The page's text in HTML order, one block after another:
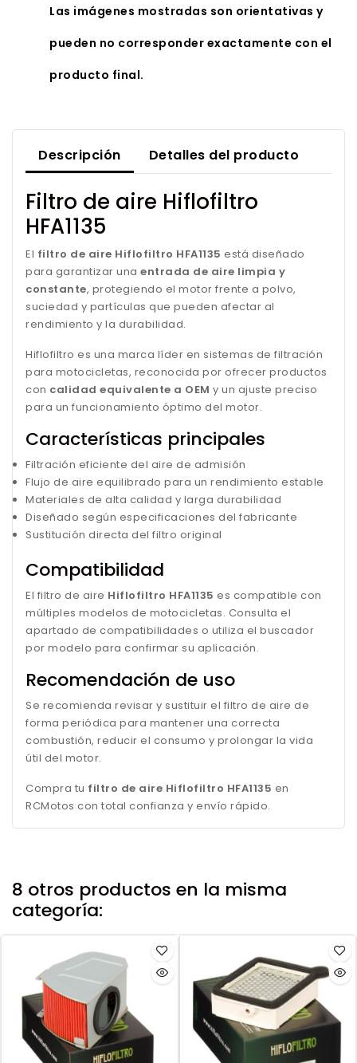
Las imágenes mostradas son orientativas y
pueden no corresponder exactamente con el
producto final.
Descripción Detalles del producto
Filtro de aire Hiflofiltro
HFA1135
El filtro de aire Hiflofiltro HFA1135 está diseñado
para garantizar una entrada de aire limpia y
constante, protegiendo el motor frente a polvo,
suciedad y partículas que pueden afectar al
rendimiento y la durabilidad.
Hiflofiltro es una marca líder en sistemas de filtración
para motocicletas, reconocida por ofrecer productos
con calidad equivalente a OEM y un ajuste preciso
para un funcionamiento óptimo del motor.
Características principales
Filtración eficiente del aire de admisión
Flujo de aire equilibrado para un rendimiento estable
Materiales de alta calidad y larga durabilidad
Diseñado según especificaciones del fabricante
Sustitución directa del filtro original
Compatibilidad
El filtro de aire Hiflofiltro HFA1135 es compatible con
múltiples modelos de motocicletas. Consulta el
apartado de compatibilidades o utiliza el buscador
por modelo para confirmar su aplicación.
Recomendación de uso
Se recomienda revisar y sustituir el filtro de aire de
forma periódica para mantener una correcta
combustión, reducir el consumo y prolongar la vida
útil del motor.
Compra tu filtro de aire Hiflofiltro HFA1135 en
RCMotos con total confianza y envío rápido.
8 otros productos en la misma
categoría: